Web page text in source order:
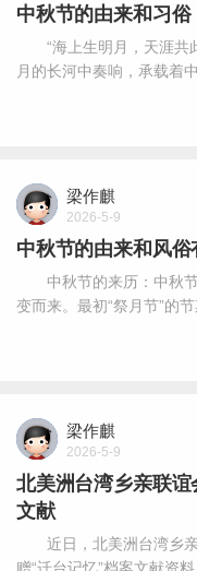
中秋节的由来和习俗
“海上生明月，天涯共
月的长河中奏响，承载着中
梁作麒
2026-5-9
中秋节的由来和风俗
中秋节的来历：中秋节
变而来。最初“祭月节”的节
梁作麒
2026-5-9
北美洲台湾乡亲联
文献
近日，北美洲台湾乡亲